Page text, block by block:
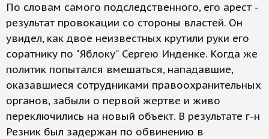
По словам самого подследственного, его арест -
результат провокации со стороны властей. Он
увидел, как двое неизвестных крутили руки его
соратнику по "Яблоку" Сергею Инденке. Когда же
политик попытался вмешаться, нападавшие,
оказавшиеся сотрудниками правоохранительных
органов, забыли о первой жертве и живо
переключились на новый объект. В результате г-н
Резник был задержан по обвинению в